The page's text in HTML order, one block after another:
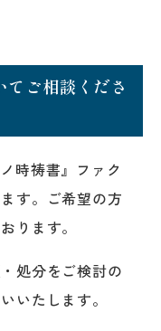
てご相談くださ
時祷書』ファク
す。ご希望の方
ります。
処分をご検討の
いたします。